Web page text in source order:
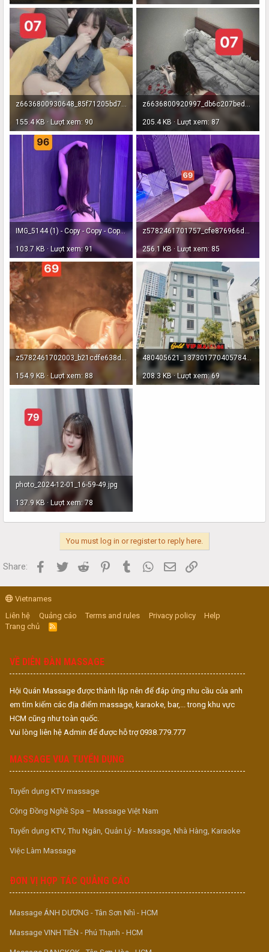
155.4 KB · Lượt xem: 90 205.4 KB · Lượt xem: 87
IMG_5144 (1) - Copy - Copy - Copy.JPG
103.7 KB · Lượt xem: 91 256.1 KB · Lượt xem: 85
154.9 KB · Lượt xem: 88
480405621_1373017704057842_2695810844675579384_n.jpg
208.3 KB · Lượt xem: 69
photo_2024-12-01_16-59-49.jpg
137.9 KB · Lượt xem: 78
You must log in or register to reply here.
Share: Facebook
Twitter Reddit PinterestTumblr WhatsApp
Email
Vietnames
Liên hệ
Quảng cáo Terms and rules Privacy policy
Help
Trang chủ
R
S
VỀ DIỄN ĐÀN MASSAGE
Hội Quán Massage được thành lập nên để đáp ứng nhu cầu của anh
em tìm kiếm các địa điểm massage, karaoke, bar,... trong khu vực
HCM cũng như toàn quốc.
Vui lòng liên hệ Admin để được hỗ trợ 0938.779.777
MASSAGE VUA TUYỂN DỤNG
Tuyển dụng KTV massage
Cộng Đồng Nghề Spa – Massage Việt Nam
Tuyển dụng KTV, Thu Ngân, Quản Lý - Massage, Nhà Hàng, Karaoke
Việc Làm Massage
ĐƠN VỊ HỢP TÁC QUẢNG CÁO
Massage ÁNH DƯƠNG - Tân Sơn Nhì - HCM
Massage VINH TIÊN - Phú Thạnh - HCM